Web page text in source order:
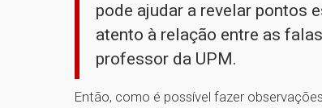
pode ajudar a revelar pontos
atento à relação entre as
professor da UPM.
Então, como é possível fazer